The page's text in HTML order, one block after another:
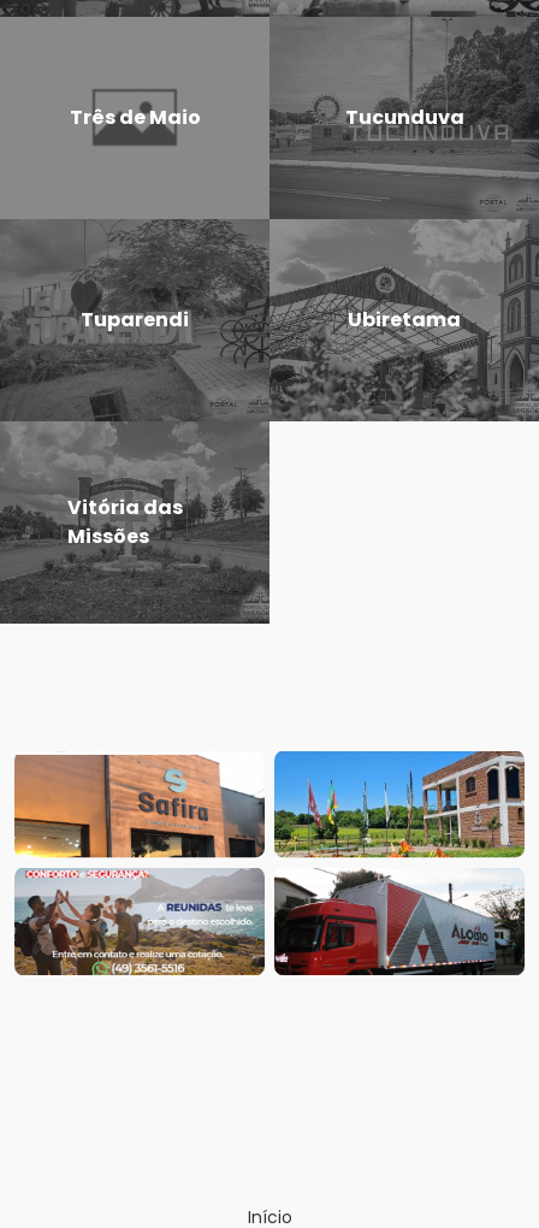
Três de Maio Tucunduva
Tuparendi Ubiretama
Vitória das
Missões
Início